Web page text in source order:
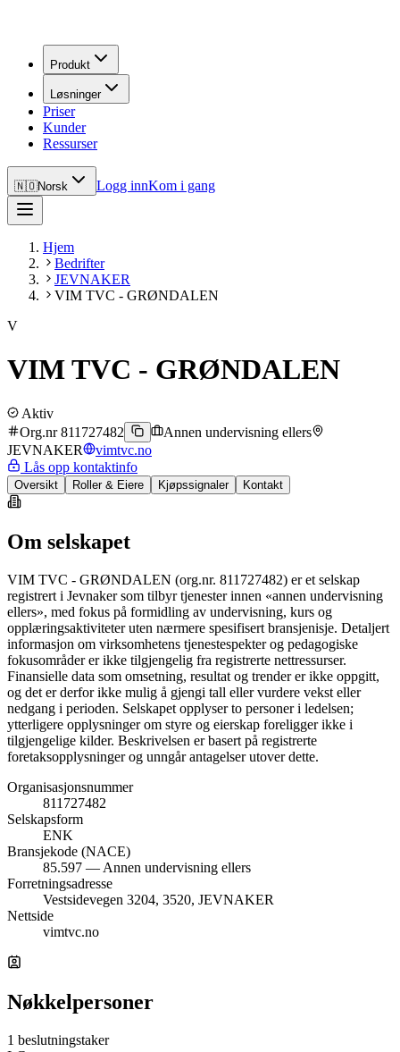
Produkt
Løsninger
Priser
Kunder
Ressurser
🇳🇴Norsk Logg innKom i gang
Hjem
Bedrifter
JEVNAKER
VIM TVC - GRØNDALEN
V
VIM TVC - GRØNDALEN
Aktiv
Org.nr 811727482
Annen undervisning ellers
JEVNAKER
vimtvc.no
Lås opp kontaktinfo
Oversikt Roller & Eiere Kjøpssignaler Kontakt
Om selskapet
VIM TVC - GRØNDALEN (org.nr. 811727482) er et selskap
registrert i Jevnaker som tilbyr tjenester innen «annen undervisning
ellers», med fokus på formidling av undervisning, kurs og
opplæringsaktiviteter uten nærmere spesifisert bransjenisje. Detaljert
informasjon om virksomhetens tjenestespekter og pedagogiske
fokusområder er ikke tilgjengelig fra registrerte nettressurser.
Finansielle data som omsetning, resultat og trender er ikke oppgitt,
og det er derfor ikke mulig å gjengi tall eller vurdere vekst eller
nedgang i perioden. Selskapet opplyser to personer i ledelsen;
ytterligere opplysninger om styre og eierskap foreligger ikke i
tilgjengelige kilder. Beskrivelsen er basert på registrerte
foretaksopplysninger og unngår antagelser utover dette.
Organisasjonsnummer
811727482
Selskapsform
ENK
Bransjekode (NACE)
85.597 — Annen undervisning ellers
Forretningsadresse
Vestsidevegen 3204, 3520, JEVNAKER
Nettside
vimtvc.no
Nøkkelpersoner
1 beslutningstaker